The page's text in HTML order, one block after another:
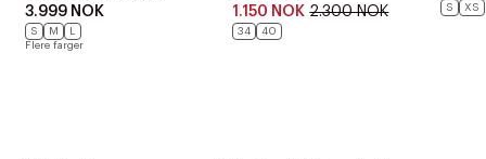
3.999 NOK
S M
L
Flere farger
1.150 NOK 2.300 NOK
34 40
S XS